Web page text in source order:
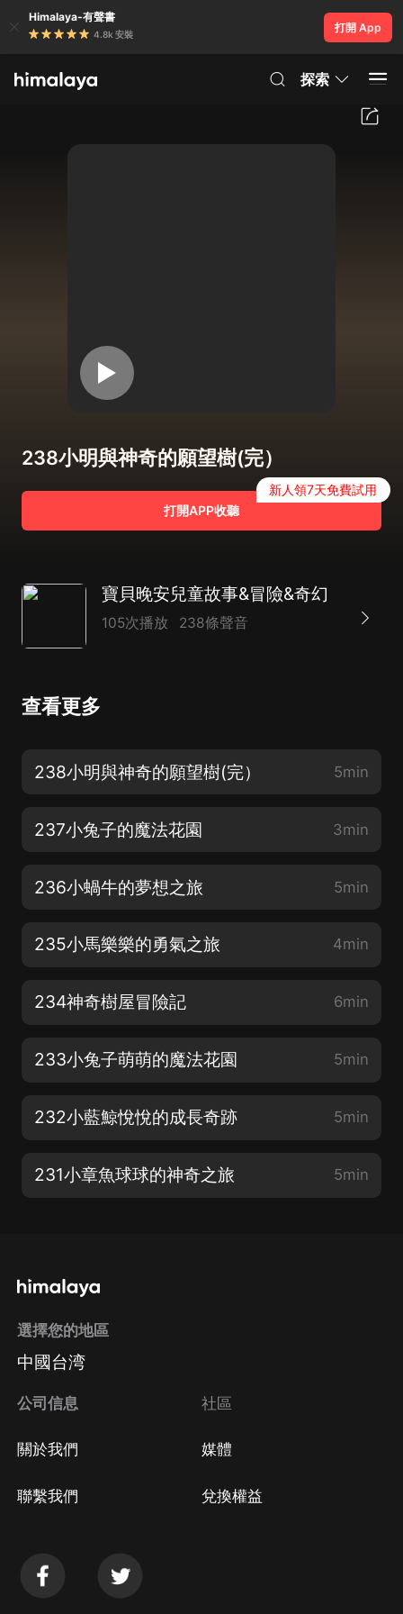
Himalaya-有聲書
4.8k 安裝
打開 App
探索
238小明與神奇的願望樹(完）
打開APP收聽
新人領7天免費試用
寶貝晚安兒童故事&冒險&奇幻
105次播放 238條聲音
查看更多
238小明與神奇的願望樹(完） 5min
237小兔子的魔法花園 3min
236小蝸牛的夢想之旅 5min
235小馬樂樂的勇氣之旅 4min
234神奇樹屋冒險記 6min
233小兔子萌萌的魔法花園 5min
232小藍鯨悅悅的成長奇跡 5min
231小章魚球球的神奇之旅 5min
選擇您的地區
中國台湾
公司信息
關於我們
聯繫我們
社區
媒體
兌換權益